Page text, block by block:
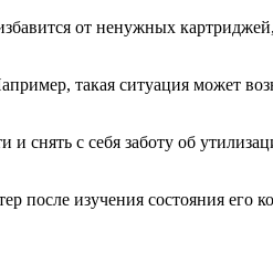
от ненужных
такая ситуация может
снять с себя заботу об
после изучения состояния его